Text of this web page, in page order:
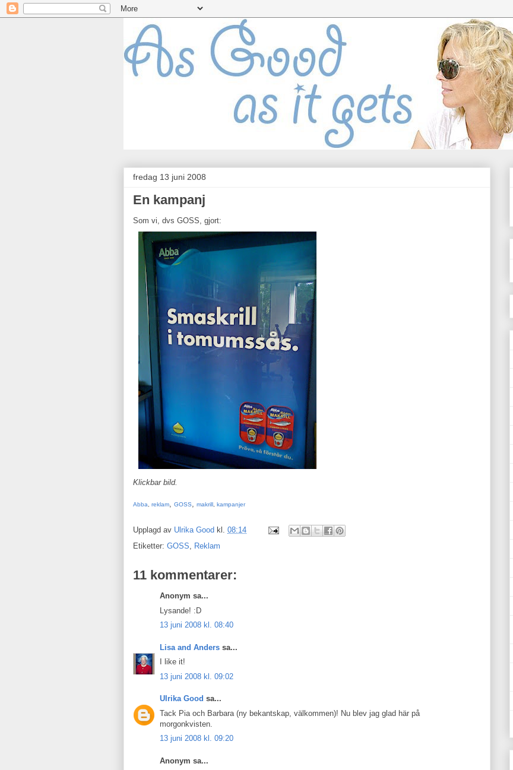
fredag 13 juni 2008
En kampanj
Som vi, dvs GOSS, gjort:
Klickbar bild.
Abba reklam, GOSS, makrill kampanjer
Upplagd av Ulrika Good kl. 08:14
Etiketter: GOSS, Reklam
11 kommentarer:
Anonym sa...
Lysande! :D
13 juni 2008 kl. 08:40
Lisa and Anders sa...
I like it!
13 juni 2008 kl. 09:02
Ulrika Good sa...
Tack Pia och Barbara (ny bekantskap, välkommen)! Nu blev jag glad här på
morgonkvisten.
13 juni 2008 kl. 09:20
Anonym sa...